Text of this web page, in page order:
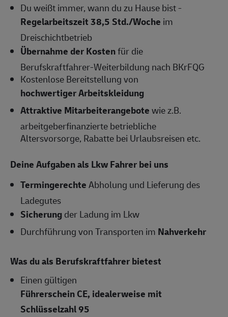
Du weißt immer, wann du zu Hause bist -
Regelarbeitszeit 38,5 Std./Woche im
Dreischichtbetrieb
Übernahme der Kostenfür die
Berufskraftfahrer-Weiterbildung nach BKrFQG
Kostenlose Bereitstellung von
hochwertiger Arbeitskleidung
Attraktive Mitarbeiterangebotewie z.B.
arbeitgeberfinanzierte betriebliche
Altersvorsorge, Rabatte bei Urlaubsreisen etc.
Deine Aufgaben als Lkw Fahrer bei uns
TermingerechteAbholung und Lieferung des
Ladegutes
Sicherungder Ladung im Lkw
Durchführung von Transporten im Nahverkehr
Was du als Berufskraftfahrer bietest
Einen gültigen
Führerschein CE, idealerweise mit
Schlüsselzahl 95